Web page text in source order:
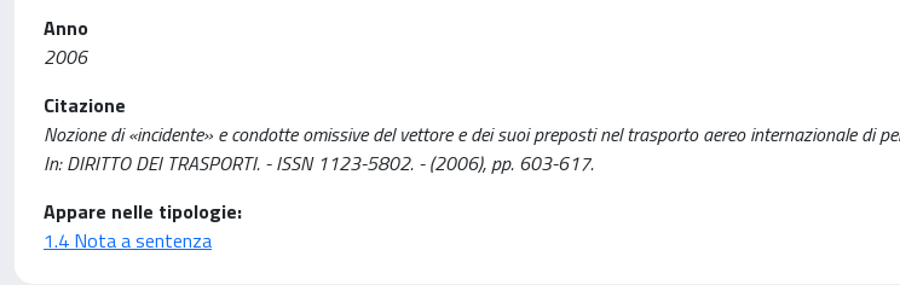
Anno
2006
Citazione
Nozione di «incidente» e condotte omissive del vettore e dei suoi preposti nel trasporto aereo internazionale di
In: DIRITTO DEI TRASPORTI. - ISSN 1123-5802. - (2006), pp. 603-617.
Appare nelle tipologie:
1.4 Nota a sentenza